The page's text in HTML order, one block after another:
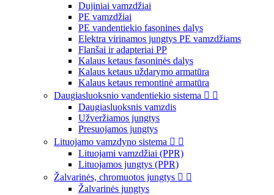
Dujiniai vamzdžiai
PE vamzdžiai
PE vandentiekio fasonines dalys
Elektra virinamos jungtys PE vamzdžiams
Flanšai ir adapteriai PP
Kalaus ketaus fasoninės dalys
Kalaus ketaus uždarymo armatūra
Kalaus ketaus remontinė armatūra
Daugiasluoksnio vandentiekio sistema  
Daugiasluoksnis vamzdis
Užveržiamos jungtys
Presuojamos jungtys
Lituojamo vamzdyno sistema  
Lituojami vamzdžiai (PPR)
Lituojamos jungtys (PPR)
Žalvarinės, chromuotos jungtys  
Žalvarinės jungtys